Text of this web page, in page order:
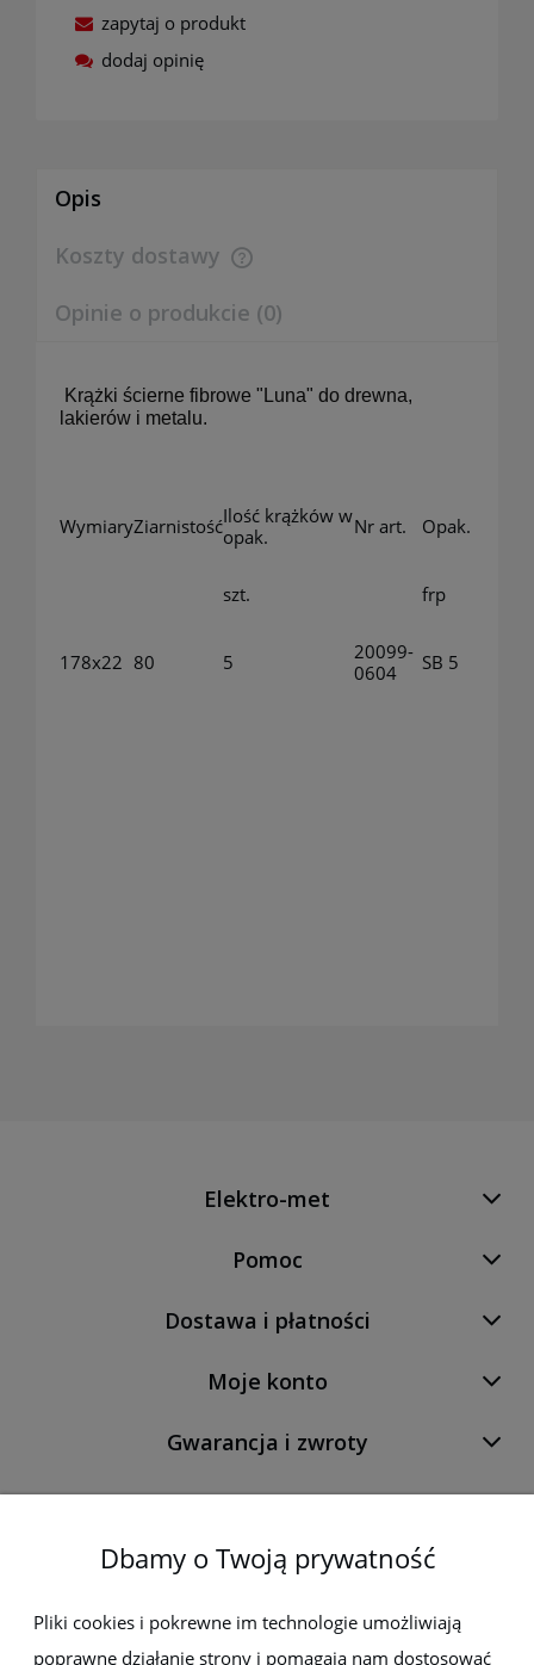
zapytaj o produkt
dodaj opinię
Opis
Koszty dostawy
Cena nie zawiera ewentualnych kosztów płatności
Opinie o produkcie (0)
Krążki ścierne fibrowe "Luna" do drewna,
lakierów i metalu.
WymiaryZiarnistośćIlość krążków w
opak.
Nr art. Opak.
szt. frp
178x22 80 5
20099-
0604
SB 5
Elektro-met
Pomoc
Dostawa i płatności
Moje konto
Gwarancja i zwroty
O firmie
Newsletter
Dbamy o Twoją prywatność
Pliki cookies i pokrewne im technologie umożliwiają
poprawne działanie strony i pomagają nam dostosować